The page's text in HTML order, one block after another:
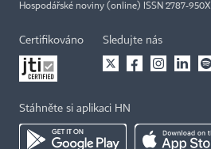
Hospodářské noviny (online) ISSN 2787-950X
Certifikováno Sledujte nás
Stáhněte si aplikaci HN